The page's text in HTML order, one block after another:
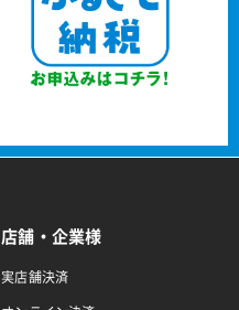
店舗・企業様
実店舗決済